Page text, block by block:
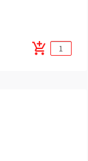
add_shopping_cart